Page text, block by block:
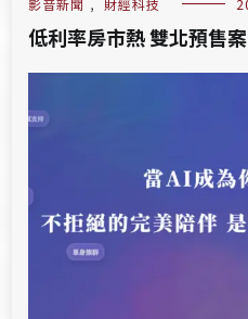
影音新聞 , 財經科技
低利率房市熱 雙北預售